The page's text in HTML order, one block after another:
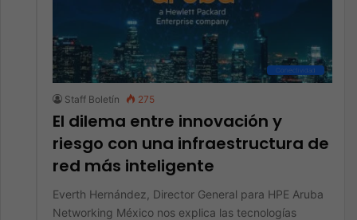
Conectividad
Staff Boletín 275
El dilema entre innovación y
riesgo con una infraestructura de
red más inteligente
Everth Hernández, Director General para HPE Aruba
Networking México nos explica las tecnologías